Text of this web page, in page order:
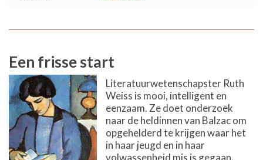
Een frisse start
Literatuurwetenschapster Ruth
Weiss is mooi, intelligent en
eenzaam. Ze doet onderzoek
naar de heldinnen van Balzac om
opgehelderd te krijgen waar het
in haar jeugd en in haar
volwassenheid mis is gegaan.